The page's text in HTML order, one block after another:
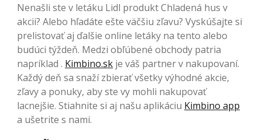
Nenašli ste v letáku Lidl produkt Chladená hus v
akcii? Alebo hľadáte ešte väčšiu zľavu? Vyskúšajte si
prelistovať aj ďalšie online letáky na tento alebo
budúci týždeň. Medzi obľúbené obchody patria
napríklad . Kimbino.sk je váš partner v nakupovaní.
Každý deň sa snaží zbierať všetky výhodné akcie,
zľavy a ponuky, aby ste vy mohli nakupovať
lacnejšie. Stiahnite si aj našu aplikáciu Kimbino app
a ušetrite s nami.